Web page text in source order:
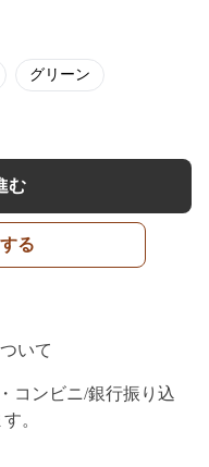
グリーン
む
る
いて
コンビニ/銀行振り込
。